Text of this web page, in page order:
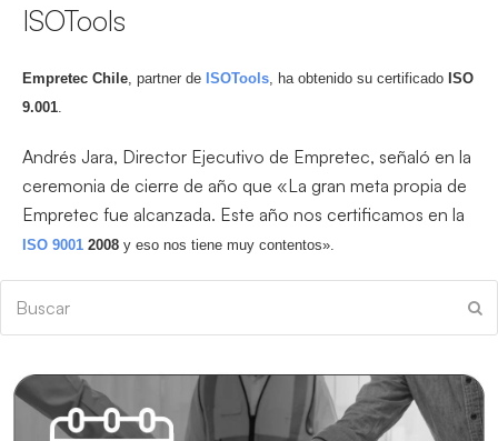
ISOTools
Empretec Chile , partner de ISOTools , ha obtenido su certificado ISO
9.001
Andrés Jara, Director Ejecutivo de Empretec, señaló en la
ceremonia de cierre de año que «La gran meta propia de
Empretec fue alcanzada. Este año nos certificamos en la
ISO 9001 2008 y eso nos tiene muy contentos».